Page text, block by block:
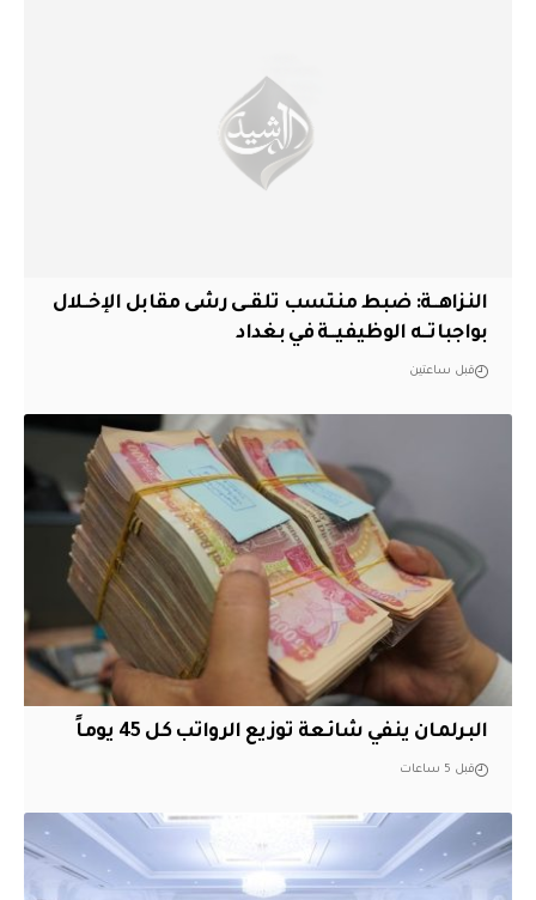
النزاهــة: ضبط منتسب تلقــى رشى مقابل الإخــلال
بواجباتــه الوظيفيــة في بغداد
قبل ساعتين
البرلمان ينفي شائعة توزيع الرواتب كل 45 يوماً
قبل 5 ساعات